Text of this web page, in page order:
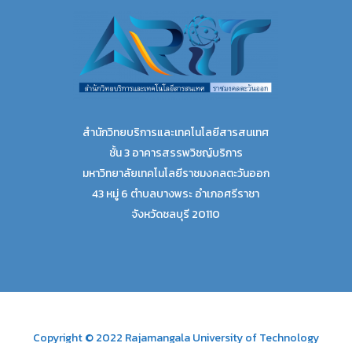
สำนักวิทยบริการและเทคโนโลยีสารสนเทศ
ชั้น 3 อาคารสรรพวิชญ์บริการ
มหาวิทยาลัยเทคโนโลยีราชมงคลตะวันออก
43 หมู่ 6 ตำบลบางพระ อำเภอศรีราชา
จังหวัดชลบุรี 20110
Copyright © 2022 Rajamangala University of Technology